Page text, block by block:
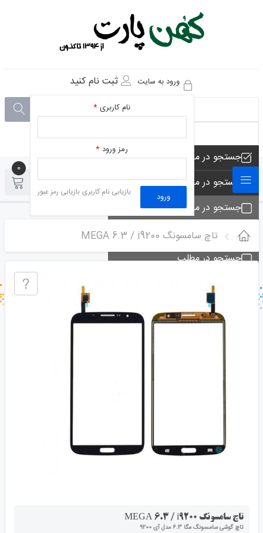
ورود به سایت
نام کاربری*
رمز ورود*
ورود بازیابی نام کاربری بازیابی رمز عبور
ثبت نام کنید
جستجو در مجموعه های فروشگاه
جستجو در محصولات فروشگاه
جستجو در مجموعه ها
جستجو - تماس ها
جستجو در مطلب
جستجو در خبر خوان
جستجو - برچسب ها
0
تاچ سامسونگ MEGA 6.3 / i9200
تاچ سامسونگ MEGA 6.3 / i9200
تاچ گوشی سامسونگ مگا 6.3 مدل آی 9200